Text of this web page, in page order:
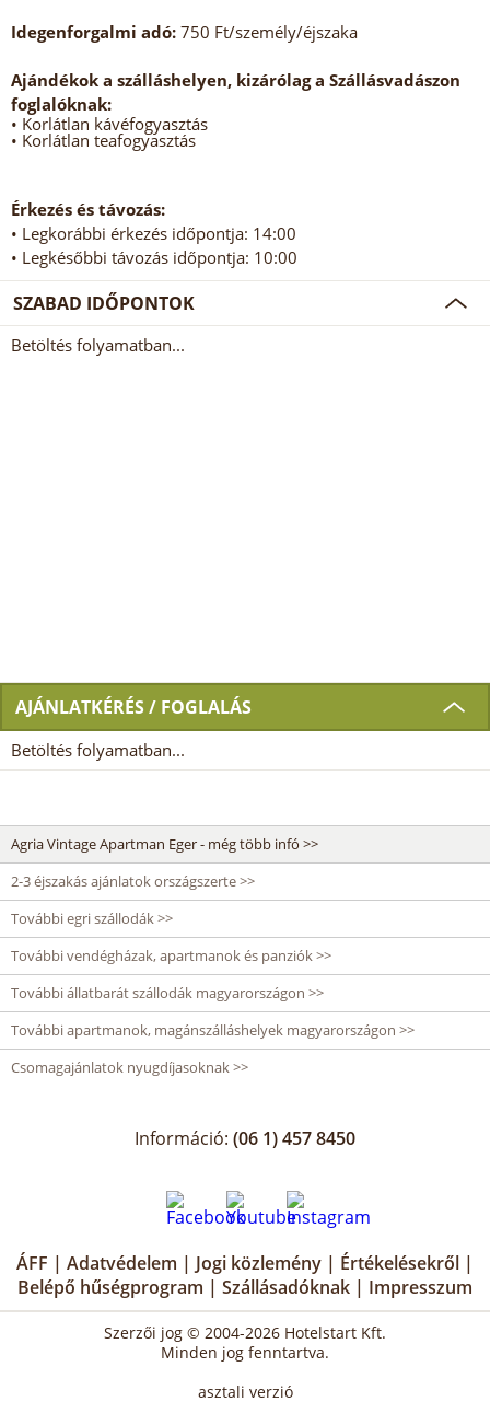
Idegenforgalmi adó: 750 Ft/személy/éjszaka
Ajándékok a szálláshelyen, kizárólag a Szállásvadászon
foglalóknak:
• Korlátlan kávéfogyasztás
• Korlátlan teafogyasztás
Érkezés és távozás:
• Legkorábbi érkezés időpontja: 14:00
• Legkésőbbi távozás időpontja: 10:00
SZABAD IDŐPONTOK
Betöltés folyamatban...
AJÁNLATKÉRÉS / FOGLALÁS
Betöltés folyamatban...
Agria Vintage Apartman Eger - még több infó >>
2-3 éjszakás ajánlatok országszerte >>
További egri szállodák >>
További vendégházak, apartmanok és panziók >>
További állatbarát szállodák magyarországon >>
További apartmanok, magánszálláshelyek magyarországon >>
Csomagajánlatok nyugdíjasoknak >>
Információ: (06 1) 457 8450
ÁFF | Adatvédelem | Jogi közlemény | Értékelésekről |
Belépő hűségprogram | Szállásadóknak | Impresszum
Szerzői jog © 2004-2026 Hotelstart Kft.
Minden jog fenntartva.
asztali verzió